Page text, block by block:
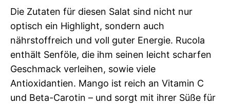
Die Zutaten für diesen Salat sind nicht nur
optisch ein Highlight, sondern auch
nährstoffreich und voll guter Energie. Rucola
enthält Senföle, die ihm seinen leicht scharfen
Geschmack verleihen, sowie viele
Antioxidantien. Mango ist reich an Vitamin C
und Beta-Carotin – und sorgt mit ihrer Süße für